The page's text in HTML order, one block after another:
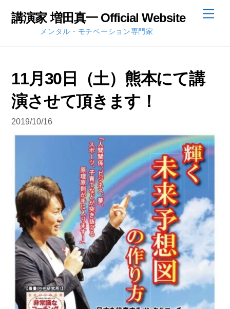
講演家 増田真一 Official Website
メンタル・モチベーション専門家
11月30日（土）熊本にて講
演させて頂きます！
2019/10/16